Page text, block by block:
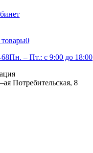
0
68Пн. – Пт.: с 9:00 до 18:00
Потребительская, 8